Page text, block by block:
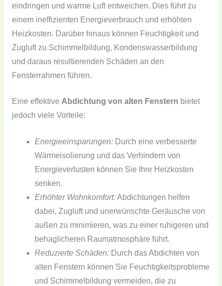
eindringen und warme Luft entweichen. Dies führt zu
einem ineffizienten Energieverbrauch und erhöhten
Heizkosten. Darüber hinaus können Feuchtigkeit und
Zugluft zu Schimmelbildung, Kondenswasserbildung
und daraus resultierenden Schäden an den
Fensterrahmen führen.
Eine effektive Abdichtung von alten Fenstern bietet
jedoch viele Vorteile:
Energieeinsparungen: Durch eine verbesserte
Wärmeisolierung und das Verhindern von
Energieverlusten können Sie Ihre Heizkosten
senken.
Erhöhter Wohnkomfort:Abdichtungen helfen
dabei, Zugluft und unerwünschte Geräusche von
außen zu minimieren, was zu einer ruhigeren und
behaglicheren Raumatmosphäre führt.
Reduzierte Schäden: Durch das Abdichten von
alten Fenstern können Sie Feuchtigkeitsprobleme
und Schimmelbildung vermeiden, die zu